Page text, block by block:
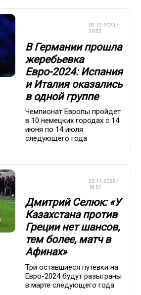
02.12.2023 /
20:55
В Германии прошла
жеребьевка
Евро-2024: Испания
и Италия оказались
в одной группе
Чемпионат Европы пройдет
в 10 немецких городах с 14
июня по 14 июля
следующего года
23.11.2023 /
18:57
Дмитрий Селюк: «У
Казахстана против
Греции нет шансов,
тем более, матч в
Афинах»
Три оставшиеся путевки на
Евро-2024 будут разыграны
в марте следующего года